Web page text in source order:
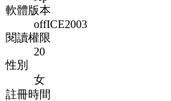
軟體版本
offICE2003
閱讀權限
20
性別
女
註冊時間